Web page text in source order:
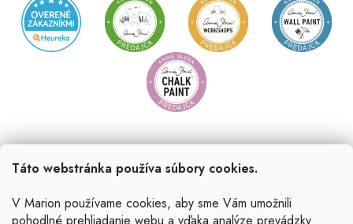
Táto webstránka používa súbory cookies.
V Marion používame cookies, aby sme Vám umožnili